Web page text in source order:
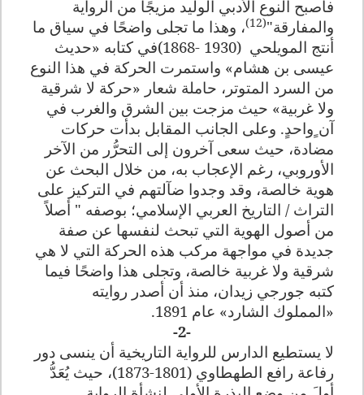
فأصبح النوع الأدبي الوليد مزيجًا من الرواية
والمفارقة"(12)
، وهذا ما تجلى واضحًا في سياق ما
أنتج المويلحي (1868- 1930)في كتابه «حديث
عيسى بن هشام» واستمرت الحركة في هذا النوع
من السرد المتوتر، حاملة شعار «حركة لا شرقية
ولا غربية» حيث مزجت بين الشرق والغرب في
آن ٍواحدٍ. وعلى الجانب المقابل بدأت حركات
مضادة، حيث سعى آخرون إلى التحرُّر من الآخر
الأوروبي، رغم الإعجاب به، من خلال البحث عن
هوية خالصة، وقد وجدوا ضآلتهم في التركيز على
التراث / التاريخ العربي الإسلامي؛ بوصفه " أصلاً
من أصول الهوية التي تبحث لنفسها عن صفة
جديدة في مواجهة مركب هذه الحركة التي لا هي
شرقية ولا غربية خالصة، وتجلى هذا واضحًا فيما
كتبه جورجي زيدان، منذ أن أصدر روايته
«المملوك الشارد» عام 1891
.
-2-
لا يستطيع الدارس للرواية التاريخية أن ينسى دور
رفاعة رافع الطهطاوي (1801-1873)، حيث يُعَدُّ